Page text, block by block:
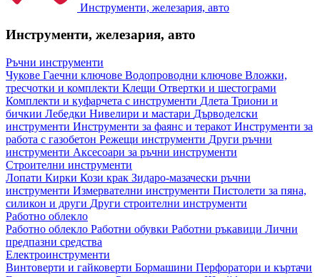
Инструменти, железария, авто
Инструменти, железария, авто
Ръчни инструменти
Чукове Гаечни ключове Водопроводни ключове Вложки,
тресчотки и комплекти Клещи Отвертки и шестограми
Комплекти и куфарчета с инструменти Длета Триони и
бичкии Лебедки Нивелири и мастари Дърводелски
инструменти Инструменти за фаянс и теракот Инструменти за
работа с газобетон Режещи инструменти Други ръчни
инструменти Аксесоари за ръчни инструменти
Строителни инструменти
Лопати Кирки Кози крак Зидаро-мазачески ръчни
инструменти Измервателни инструменти Пистолети за пяна,
силикон и други Други строителни инструменти
Работно облекло
Работно облекло Работни обувки Работни ръкавици Лични
предпазни средства
Електроинструменти
Винтоверти и гайковерти Бормашини Перфоратори и къртачи